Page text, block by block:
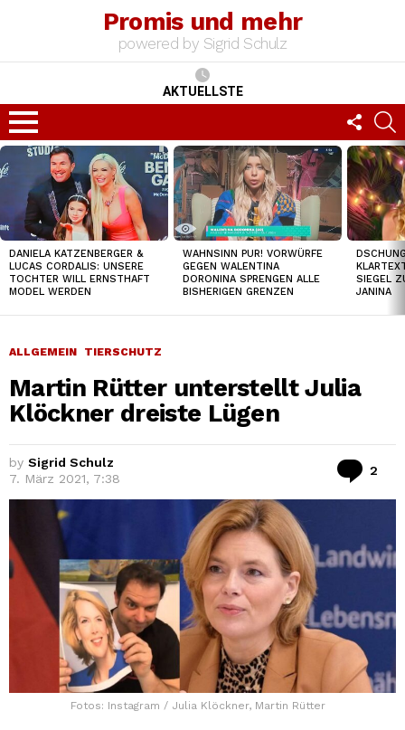
Promis und mehr
powered by Sigrid Schulz
AKTUELLSTE
Menu
US
TOP
NEWS
DANIELA KATZENBERGER &
LUCAS CORDALIS: UNSERE
TOCHTER WILL ERNSTHAFT
MODEL WERDEN
WAHNSINN PUR! VORWÜRFE
GEGEN WALENTINA
DORONINA SPRENGEN ALLE
BISHERIGEN GRENZEN
SIEGEL
JANINA
ALLGEMEIN TIERSCHUTZ
Martin Rütter unterstellt Julia
Klöckner dreiste Lügen
by Sigrid Schulz
7. März 2021, 7:38
2
Fotos: Instagram / Julia Klöckner, Martin Rütter